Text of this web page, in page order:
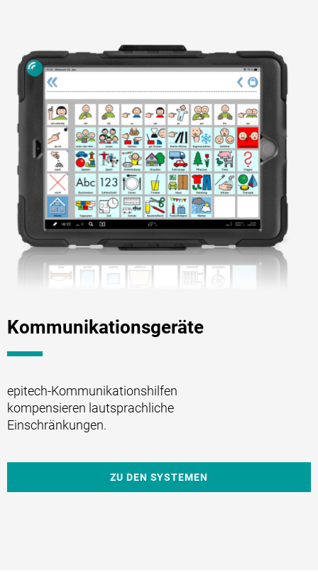
Kommunikationsgeräte
epitech-Kommunikationshilfen
kompensieren lautsprachliche
Einschränkungen.
ZU DEN SYSTEMEN